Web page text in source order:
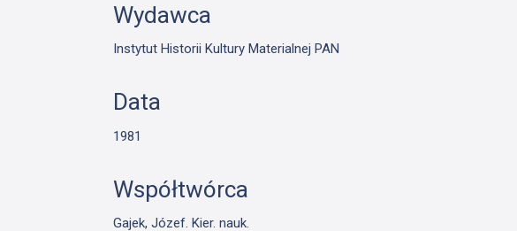
Wydawca
Instytut Historii Kultury Materialnej PAN
Data
1981
Współtwórca
Gajek, Józef. Kier. nauk.